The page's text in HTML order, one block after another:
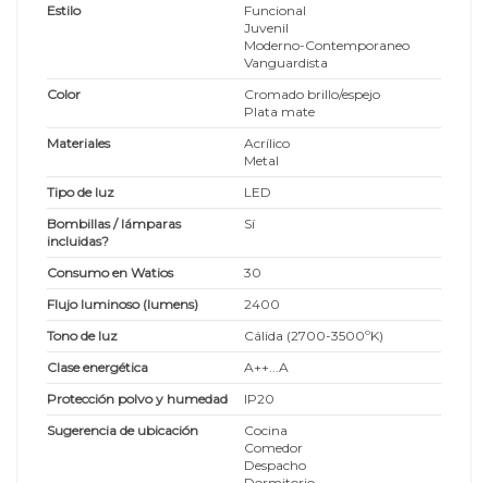
Estilo
Funcional
Juvenil
Moderno-Contemporaneo
Vanguardista
Color
Cromado brillo/espejo
Plata mate
Materiales
Acrílico
Metal
Tipo de luz
LED
Bombillas / lámparas
incluidas?
Sí
Consumo en Watios
30
Flujo luminoso (lumens)
2400
Tono de luz
Cálida (2700-3500ºK)
Clase energética
A++...A
Protección polvo y humedad
IP20
Sugerencia de ubicación
Cocina
Comedor
Despacho